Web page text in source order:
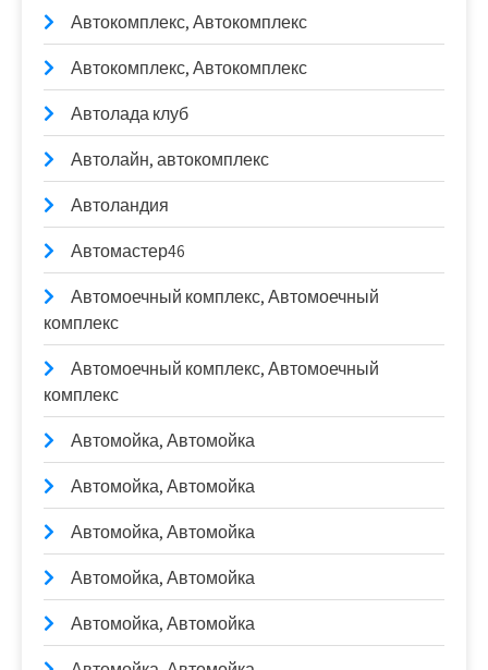
Автокомплекс, Автокомплекс
Автокомплекс, Автокомплекс
Автолада клуб
Автолайн, автокомплекс
Автоландия
Автомастер46
Автомоечный комплекс, Автомоечный
комплекс
Автомоечный комплекс, Автомоечный
комплекс
Автомойка, Автомойка
Автомойка, Автомойка
Автомойка, Автомойка
Автомойка, Автомойка
Автомойка, Автомойка